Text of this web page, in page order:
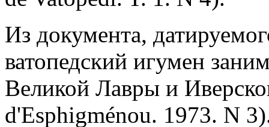
Из документа,
ватопедский игумен
Великой Лавры и
d'Esphigménou. 1973. N